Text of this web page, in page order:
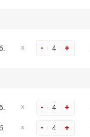
х 4
х 4
х 4